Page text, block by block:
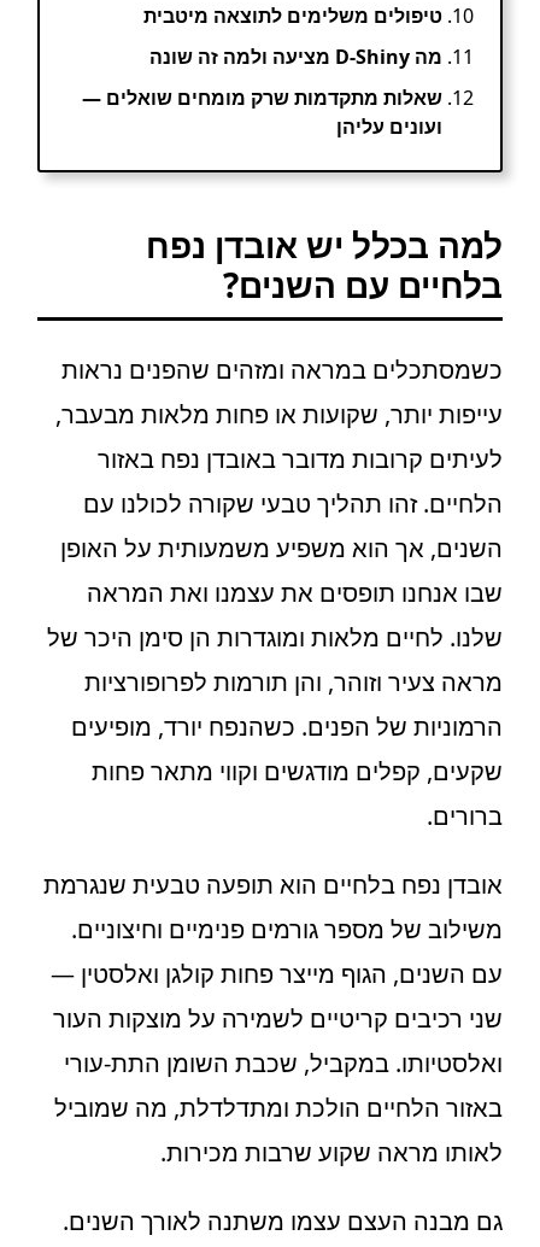
טיפולים משלימים לתוצאה מיטבית
מה D-Shiny מציעה ולמה זה שונה
שאלות מתקדמות שרק מומחים שואלים —
ועונים עליהן
למה בכלל יש אובדן נפח
בלחיים עם השנים?
כשמסתכלים במראה ומזהים שהפנים נראות
עייפות יותר, שקועות או פחות מלאות מבעבר,
לעיתים קרובות מדובר באובדן נפח באזור
הלחיים. זהו תהליך טבעי שקורה לכולנו עם
השנים, אך הוא משפיע משמעותית על האופן
שבו אנחנו תופסים את עצמנו ואת המראה
שלנו. לחיים מלאות ומוגדרות הן סימן היכר של
מראה צעיר וזוהר, והן תורמות לפרופורציות
הרמוניות של הפנים. כשהנפח יורד, מופיעים
שקעים, קפלים מודגשים וקווי מתאר פחות
ברורים.
אובדן נפח בלחיים הוא תופעה טבעית שנגרמת
משילוב של מספר גורמים פנימיים וחיצוניים.
עם השנים, הגוף מייצר פחות קולגן ואלסטין —
שני רכיבים קריטיים לשמירה על מוצקות העור
ואלסטיותו. במקביל, שכבת השומן התת-עורי
באזור הלחיים הולכת ומתדלדלת, מה שמוביל
לאותו מראה שקוע שרבות מכירות.
גם מבנה העצם עצמו משתנה לאורך השנים.